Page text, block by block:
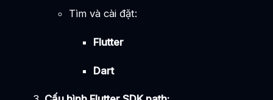
Tìm và cài đặt:
Flutter
Dart